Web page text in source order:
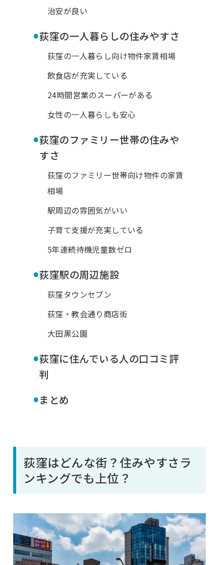
治安が良い
•荻窪の一人暮らしの住みやすさ
荻窪の一人暮らし向け物件家賃相場
飲食店が充実している
24時間営業のスーパーがある
女性の一人暮らしも安心
•荻窪のファミリー世帯の住みや
すさ
荻窪のファミリー世帯向け物件の家賃
相場
駅周辺の雰囲気がいい
子育て支援が充実している
5年連続待機児童数ゼロ
•荻窪駅の周辺施設
荻窪タウンセブン
荻窪・教会通り商店街
大田黒公園
•荻窪に住んでいる人の口コミ評
判
•まとめ
荻窪はどんな街？住みやすさラ
ンキングでも上位？